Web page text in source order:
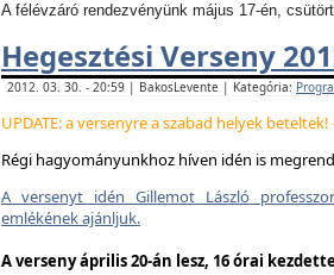
A félévzáró rendezvényünk május 17-én,
Hegesztési Verseny
2012. 03. 30. - 20:59 | BakosLevente | Kategória:
UPDATE: a versenyre a szabad helyek beteltek!
Régi hagyományunkhoz híven idén is
A versenyt idén Gillemot László
emlékének ajánljuk.
A verseny április 20-án lesz, 16 órai